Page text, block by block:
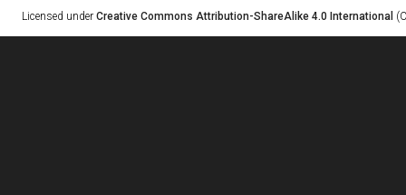
Licensed under Creative Commons Attribution-ShareAlike 4.0 International